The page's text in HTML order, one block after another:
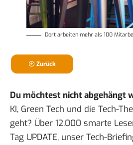
Dort arbeiten mehr als 100
Zurück
Du möchtest nicht abgehängt
KI, Green Tech und die Tech-
geht? Über 12.000 smarte
Tag UPDATE, unser Tech-